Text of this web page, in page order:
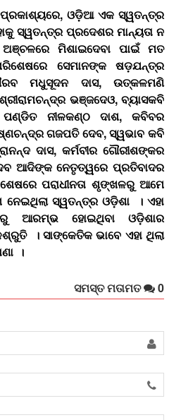
ଓଡ଼ିଆ ଏକ ସ୍ୱତନ୍ତ୍ର
ସ୍ୱତନ୍ତ୍ର ପ୍ରଦେଶର ମାନ୍ୟତା ନ
ଅଞ୍ଚଳରେ ମିଶାଇଦେବା ପାଇଁ ମତ
ସେମାନଙ୍କ ଷଡ଼ଯନ୍ତ୍ର
ମଧୁସୂଦନ ଦାସ, ଉତ୍କଳମଣି
ଭଞ୍ଜଦେଓ, ବ୍ୟାସକବି
ପଣ୍ଡିତ ନୀଳକଣ୍ଠ ଦାଶ, କବିବର
କୃଷ୍ଣଚନ୍ଦ୍ର ଗଜପତି ଦେବ, ସ୍ୱଭାବ କବି
ଦାସ, କର୍ମବୀର ଗୌରୀଶଙ୍କର
ଆଦିଙ୍କ ନେତୃତ୍ୱରେ ପ୍ରତିବାଦର
ପରାଧୀନତା ଶୃଙ୍ଖଳରୁ ଆମେ
ସ୍ୱତନ୍ତ୍ର ଓଡ଼ିଶା । ଏହା
ଆରମ୍ଭ ହୋଇଥିବା ଓଡ଼ିଶାର
। ସାଙ୍କେତିକ ଭାବେ ଏହା ଥିଲା
।
ସମସ୍ତ ମତାମତ
0